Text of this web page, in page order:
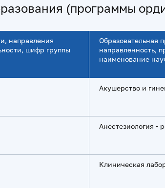
(программы
направления
шифр группы
Образовательная
направленность,
наименование
Акушерство и
Анестезиология -
Клиническая